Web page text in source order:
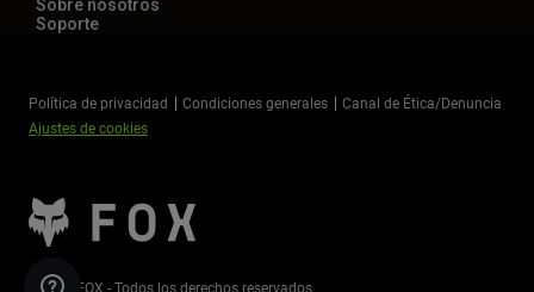
Sobre nosotros
Soporte
Política de privacidad Condiciones generales
Canal de Ética/Denuncia
Ajustes de cookies
©2026 FOX - Todos los derechos reservados